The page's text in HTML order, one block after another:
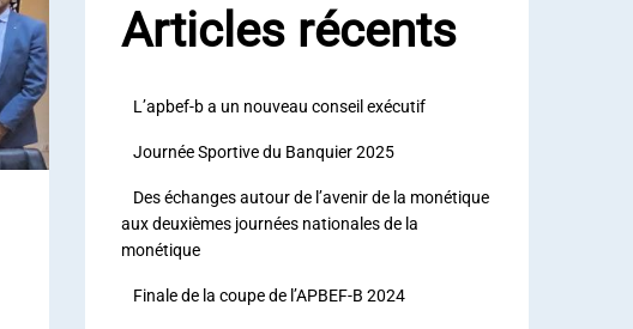
Articles récents
L’apbef-b a un nouveau conseil exécutif
Journée Sportive du Banquier 2025
Des échanges autour de l’avenir de la monétique
aux deuxièmes journées nationales de la
monétique
Finale de la coupe de l’APBEF-B 2024